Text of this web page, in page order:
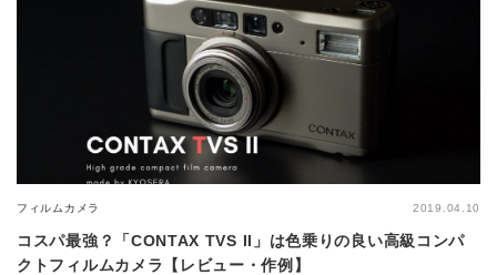
フィルムカメラ 2019.04.10
コスパ最強？「CONTAX TVS II」は色乗りの良い高級コンパ
クトフィルムカメラ【レビュー・作例】